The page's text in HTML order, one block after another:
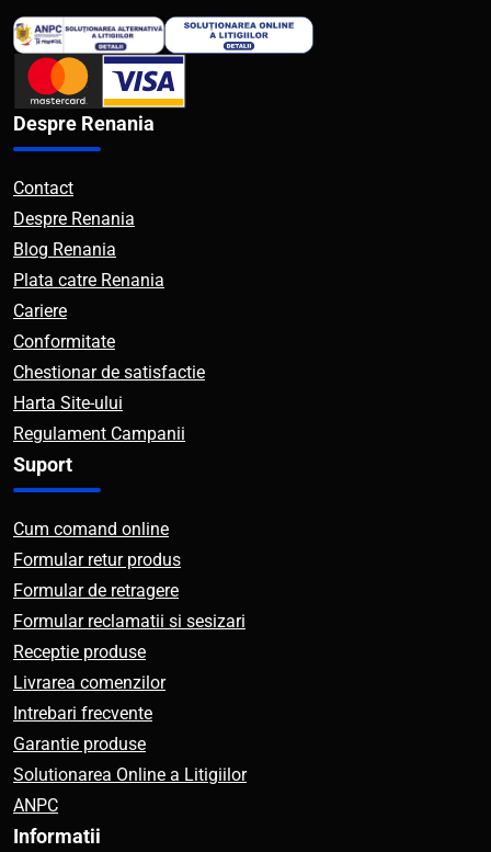
Despre Renania
Contact
Despre Renania
Blog Renania
Plata catre Renania
Cariere
Conformitate
Chestionar de satisfactie
Harta Site-ului
Regulament Campanii
Suport
Cum comand online
Formular retur produs
Formular de retragere
Formular reclamatii si sesizari
Receptie produse
Livrarea comenzilor
Intrebari frecvente
Garantie produse
Solutionarea Online a Litigiilor
ANPC
Informatii